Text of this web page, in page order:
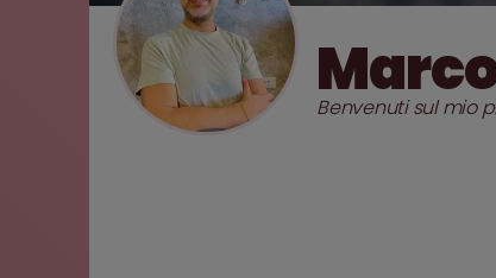
Benvenuti sul mio